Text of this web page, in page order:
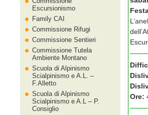
Ore:
Escursionismo
Family CAI
Commissione Rifugi
Commissione Sentieri
Commissione Tutela
Ambiente Montano
Scuola di Alpinismo
Scialpinismo e A.L. –
F.Alletto
Scuola di Alpinismo
Scialpinismo e A.L – P.
Consiglio